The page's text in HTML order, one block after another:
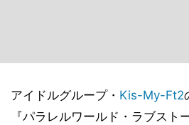
アイドルグループ・ Kis-My-Ft2
『パラレルワールド・ラブスト